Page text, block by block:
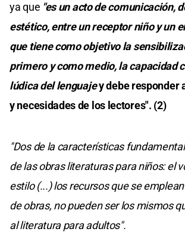
ya que "es un acto de comunicación,
estético, entre un receptor niño y un
que tiene como objetivo la
primero y como medio, la capacidad
lúdica del lenguajey debe responder
y necesidades de los lectores". (2)
"Dos de la características
de las obras literaturas para niños: el
estilo (...) los recursos que se
de obras, no pueden ser los mismos
al literatura para adultos".